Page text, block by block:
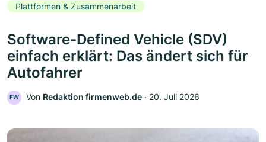
Plattformen & Zusammenarbeit
Software-Defined Vehicle (SDV)
einfach erklärt: Das ändert sich für
Autofahrer
FW Von Redaktion firmenweb.de ‧ 20. Juli 2026